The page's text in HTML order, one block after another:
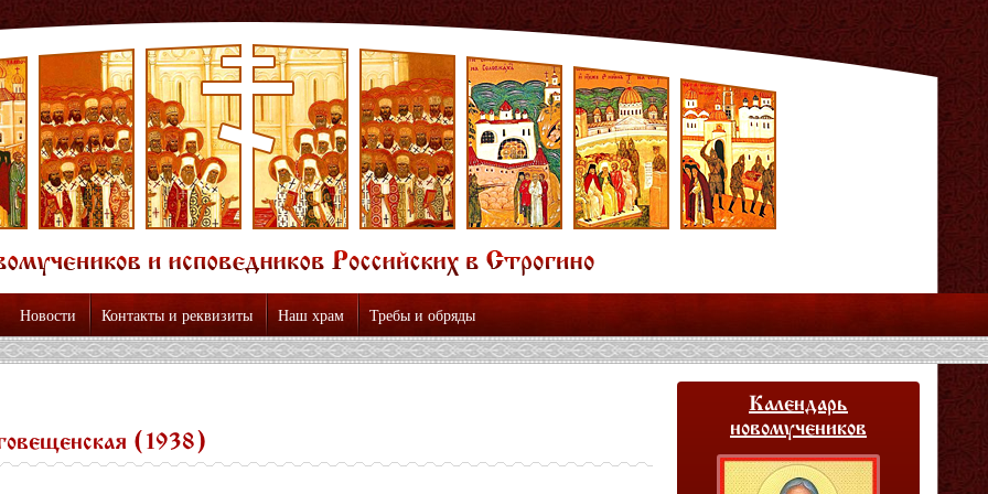
Новости Контакты и реквизиты Наш храм Требы и обряды
(1938)
Календарь
новомучеников